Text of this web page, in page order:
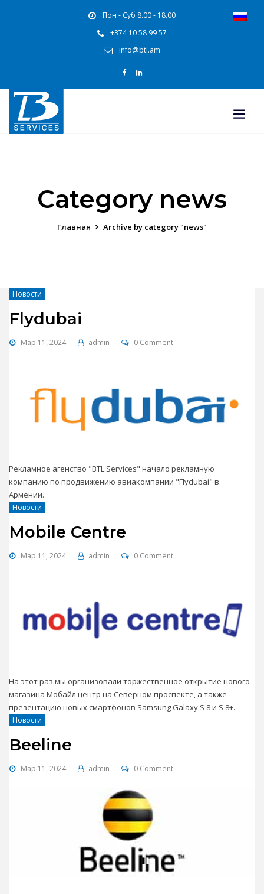
Пон - Суб 8.00 - 18.00
+374 10 58 99 57
info@btl.am
Category news
Главная Archive by category "news"
Новости
Flydubai
Мар 11, 2024 admin 0 Comment
Рекламное агенство "BTL Services" начало рекламную
компанию по продвижению авиакомпании "Flydubai" в
Армении.
Новости
Mobile Centre
Мар 11, 2024 admin 0 Comment
На этот раз мы организовали торжественное открытие нового
магазина Мобайл центр на Северном проспекте, а также
презентацию новых смартфонов Samsung Galaxy S 8 и S 8+.
Новости
Beeline
Мар 11, 2024 admin 0 Comment